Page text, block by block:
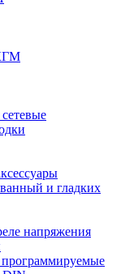
и гладких
напряжения